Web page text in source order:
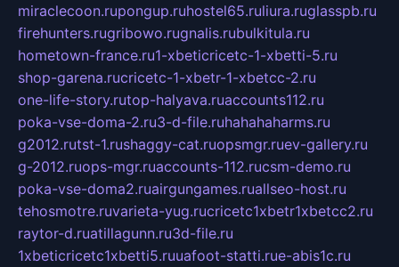
miraclecoon.rupongup.ruhostel65.ruliura.ruglasspb.ru
firehunters.rugribowo.rugnalis.rubulkitula.ru
hometown-france.ru1-xbeticricetc-1-xbetti-5.ru
shop-garena.rucricetc-1-xbetr-1-xbetcc-2.ru
one-life-story.rutop-halyava.ruaccounts112.ru
poka-vse-doma-2.ru3-d-file.ruhahahaharms.ru
g2012.rutst-1.rushaggy-cat.ruopsmgr.ruev-gallery.ru
g-2012.ruops-mgr.ruaccounts-112.rucsm-demo.ru
poka-vse-doma2.ruairgungames.ruallseo-host.ru
tehosmotre.ruvarieta-yug.rucricetc1xbetr1xbetcc2.ru
raytor-d.ruatillagunn.ru3d-file.ru
1xbeticricetc1xbetti5.ruuafoot-statti.rue-abis1c.ru